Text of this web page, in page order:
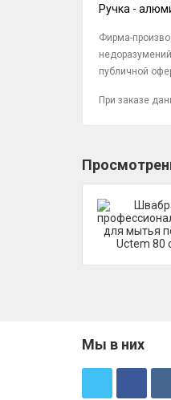
Ручка -
Фирма-
публичной
При заказе
Мы в них